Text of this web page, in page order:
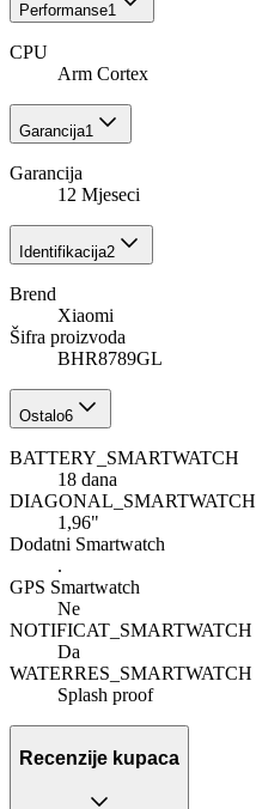
Performanse1
CPU
Arm Cortex
Garancija1
Garancija
12 Mjeseci
Identifikacija2
Brend
Xiaomi
Šifra proizvoda
BHR8789GL
Ostalo6
BATTERY_SMARTWATCH
18 dana
DIAGONAL_SMARTWATCH
1,96"
Dodatni Smartwatch
.
GPS Smartwatch
Ne
NOTIFICAT_SMARTWATCH
Da
WATERRES_SMARTWATCH
Splash proof
Recenzije kupaca